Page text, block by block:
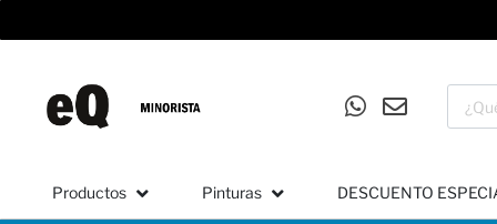
Productos Pinturas DESCUENTO